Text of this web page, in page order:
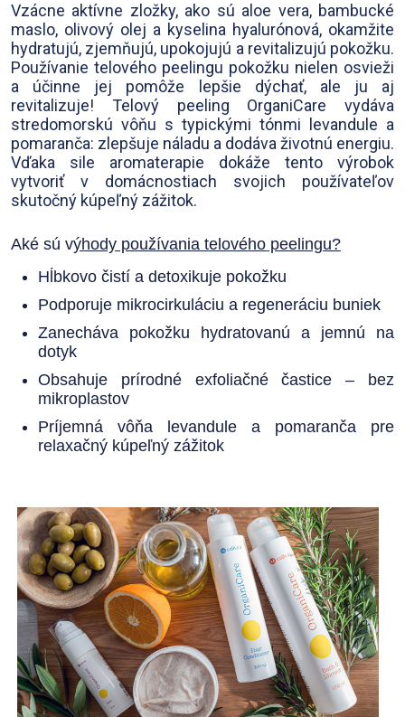
Vzácne aktívne zložky, ako sú aloe vera, bambucké
maslo, olivový olej a kyselina hyalurónová, okamžite
hydratujú, zjemňujú, upokojujú a revitalizujú pokožku.
Používanie telového peelingu pokožku nielen osvieži
a účinne jej pomôže lepšie dýchať, ale ju aj
revitalizuje! Telový peeling OrganiCare vydáva
stredomorskú vôňu s typickými tónmi levandule a
pomaranča: zlepšuje náladu a dodáva životnú energiu.
Vďaka sile aromaterapie dokáže tento výrobok
vytvoriť v domácnostiach svojich používateľov
skutočný kúpeľný zážitok.
Aké sú výhody používania telového peelingu?
Hĺbkovo čistí a detoxikuje pokožku
Podporuje mikrocirkuláciu a regeneráciu buniek
Zanecháva pokožku hydratovanú a jemnú na
dotyk
Obsahuje prírodné exfoliačné častice – bez
mikroplastov
Príjemná vôňa levandule a pomaranča pre
relaxačný kúpeľný zážitok